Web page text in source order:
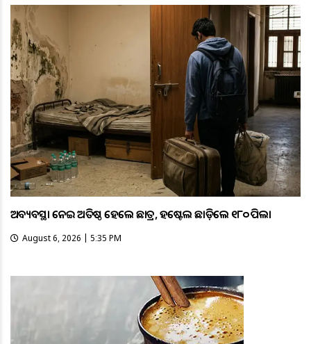
ଅବ୍ୟବସ୍ଥା ନେଇ ଅତିଷ୍ଠ ହେଲେ ଛାତ୍ର, ହଷ୍ଟେଲ ଛାଡ଼ିଲେ ୧୮୦ ପିଲା
August 6, 2026 | 5:35 PM